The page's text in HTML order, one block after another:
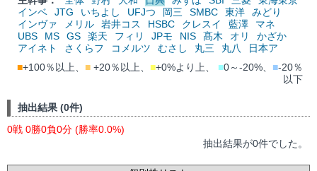
インベ
JTG いちよし UFJつ 岡三 SMBC 東洋
みどり
インヴァ
メリル 岩井コス HSBC クレスイ 藍澤
マネ
UBS
MS GS 楽天 フィリ JPモ NIS 髙木 オリ
かざか
アイネト
さくらフ コメルツ むさし 丸三 丸八
日本ア
■+100％以上、 ■ +20％以上、 ■+0%より上、 ■0～-20%、 ■-20％
以下
抽出結果 (0件)
0戦 0勝0負0分 (勝率0.0%)
抽出結果が0件でした。